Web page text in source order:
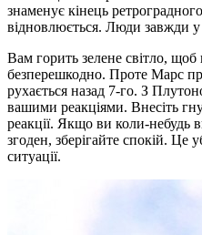
знаменує кінець
відновлюється. Люди завжди
Вам горить зелене світло,
безперешкодно. Проте Марс
рухається назад 7-го. З
вашими реакціями. Внесіть
реакції. Якщо ви коли-небудь
згоден, зберігайте спокій. Це
ситуації.